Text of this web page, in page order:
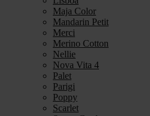
Maja Color
Mandarin Petit
Merci
Merino Cotton
Nellie
Nova Vita 4
Palet
Parigi
Poppy
Scarlet